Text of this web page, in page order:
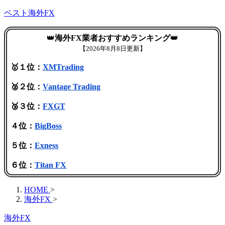
ベスト海外FX
👑海外FX業者おすすめランキング👑
【2026年8月8日更新】
🥇１位： XMTrading
🥈２位： Vantage Trading
🥉３位： FXGT
４位： BigBoss
５位： Exness
６位： Titan FX
HOME >
海外FX >
海外FX